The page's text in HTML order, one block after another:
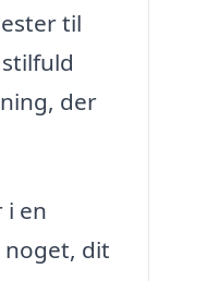
til
der
i en
noget, dit